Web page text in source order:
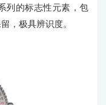
列的标志性元素，包
，极具辨识度。